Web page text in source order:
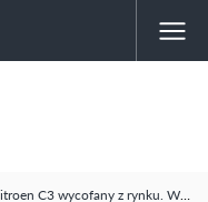
Citroen C3 wycofany z rynku. Winne są poduszki Takata